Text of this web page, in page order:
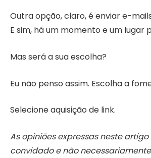
Outra opção, claro, é enviar e-
E sim, há um momento e um lugar
Mas será a sua escolha?
Eu não penso assim. Escolha a
Selecione aquisição de link.
As opiniões expressas neste
convidado e não